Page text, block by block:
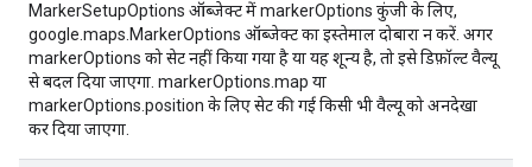
MarkerSetupOptions ऑब्जेक्ट में markerOptions कुंजी के लिए,
google.maps.MarkerOptions ऑब्जेक्ट का इस्तेमाल दोबारा न करें. अगर
markerOptions को सेट नहीं किया गया है या यह शून्य है, तो इसे डिफ़ॉल्ट वैल्यू
से बदल दिया जाएगा. markerOptions.map या
markerOptions.position के लिए सेट की गई किसी भी वैल्यू को अनदेखा
कर दिया जाएगा.